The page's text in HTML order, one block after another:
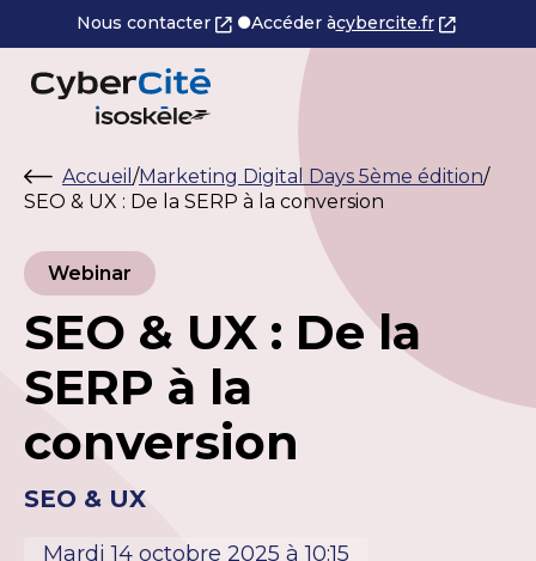
Nous contacter Accéder àcybercite.fr
Accueil /Marketing Digital Days 5ème édition/
SEO & UX : De la SERP à la conversion
Webinar
SEO & UX : De la
SERP à la
conversion
SEO & UX
mardi 14 octobre 2025 à 10:15